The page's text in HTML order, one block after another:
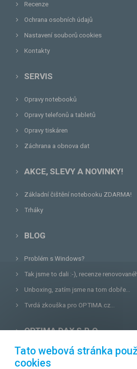
Recenze
Ochrana osobních údajů
Nastavení souborů cookies
Kontakty
SERVIS
Opravy notebooků
Opravy telefonů a tabletů
Opravy tiskáren
Záchrana a obnova dat
AKCE, SLEVY A NOVINKY!
Základní čištění notebooku ZDARMA!
Trháky
BLOG
Problém s Windows?
Tak jsme to dali :-), recenze
Unboxing, zatím jsme na tom dobře...
Tvrdá zkouška pro OPTIMA.cz...
OPTIMA DAX S.R.O.
Lazecká 46/3, 779 00Olomouc
Tato webová stránka
cookies